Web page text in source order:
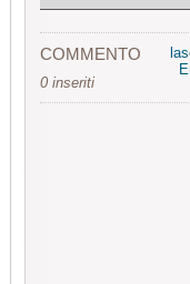
COMMENTO
0 inseriti